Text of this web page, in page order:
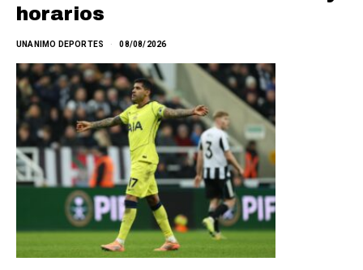
horarios
UNANIMO DEPORTES 08/08/2026